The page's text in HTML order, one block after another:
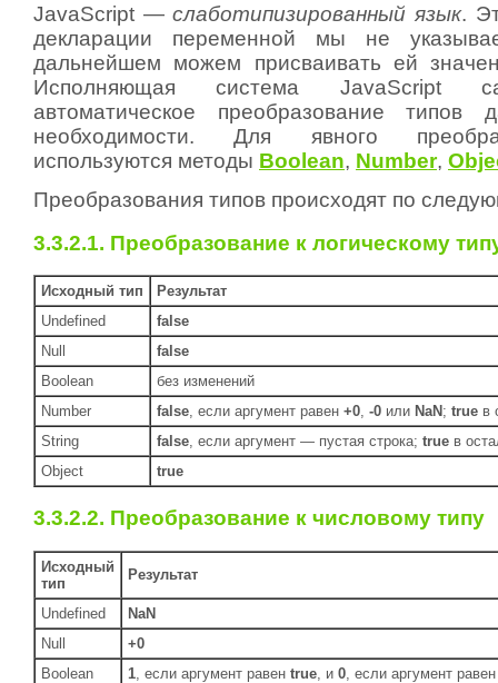
JavaScript —слаботипизированный язык.
декларации переменной мы не
дальнейшем можем присваивать ей
Исполняющая система JavaScript
автоматическое преобразование
необходимости. Для явного
используются методы Boolean, Number,
Преобразования типов происходят по
3.3.2.1. Преобразование к логическому
Исходный тип
Результат
Undefined
false
Null
false
Boolean
без изменений
Number
false, если аргумент равен +0, -0 или NaN ; true в
String
false, если аргумент — пустая строка; true в
Object
true
3.3.2.2. Преобразование к числовому типу
Исходный
тип
Результат
Undefined
NaN
Null
+0
Boolean
1 , если аргумент равен true , и 0 , если аргумент